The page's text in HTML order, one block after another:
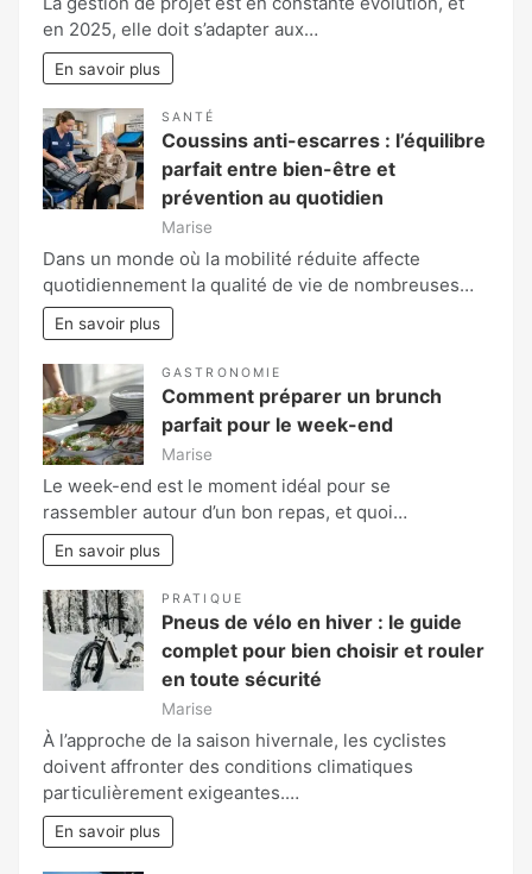
en 2025, elle doit s’adapter aux…
En savoir plus
SANTÉ
Coussins anti-escarres : l’équilibre
parfait entre bien-être et
prévention au quotidien
Marise
Dans un monde où la mobilité réduite affecte
quotidiennement la qualité de vie de nombreuses…
En savoir plus
GASTRONOMIE
Comment préparer un brunch
parfait pour le week-end
Marise
Le week-end est le moment idéal pour se
rassembler autour d’un bon repas, et quoi…
En savoir plus
PRATIQUE
Pneus de vélo en hiver : le guide
complet pour bien choisir et rouler
en toute sécurité
Marise
À l’approche de la saison hivernale, les cyclistes
doivent affronter des conditions climatiques
particulièrement exigeantes.…
En savoir plus